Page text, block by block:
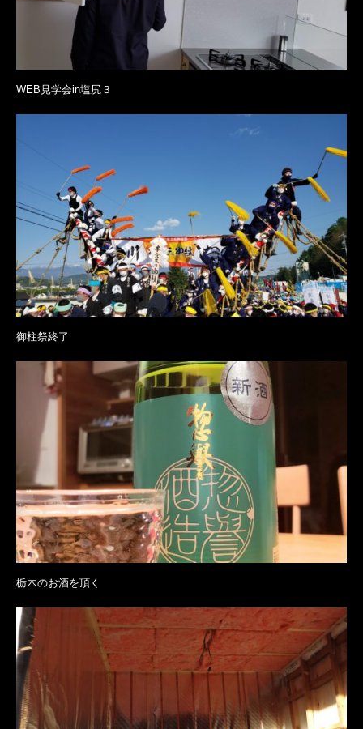
WEB見学会in塩尻３
御柱祭終了
栃木のお酒を頂く